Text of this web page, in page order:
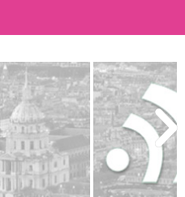
(Spain)
(Latino)
LICENSES